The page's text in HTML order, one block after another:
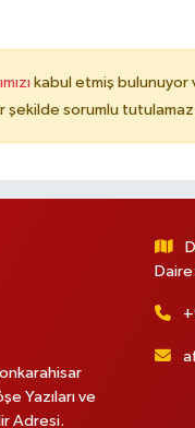
kabul etmiş bulunuyor
şekilde sorumlu
Yazıları ve
Adresi.